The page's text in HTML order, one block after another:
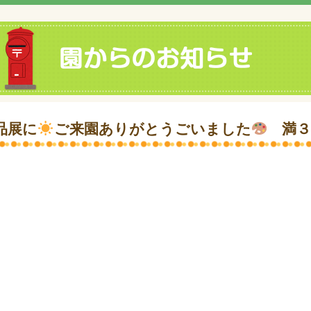
展に ご来園ありがとうごいました 満３